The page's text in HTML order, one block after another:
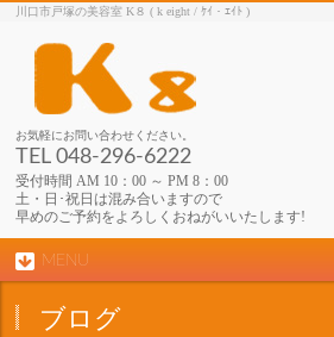
川口市戸塚の美容室 K８ ( k eight / ｹｲ・ｴｲﾄ )
お気軽にお問い合わせください。
TEL 048-296-6222
受付時間 AM 10：00 ～ PM 8：00
土・日･祝日は混み合いますので
早めのご予約をよろしくおねがいいたします!
MENU
ブログ